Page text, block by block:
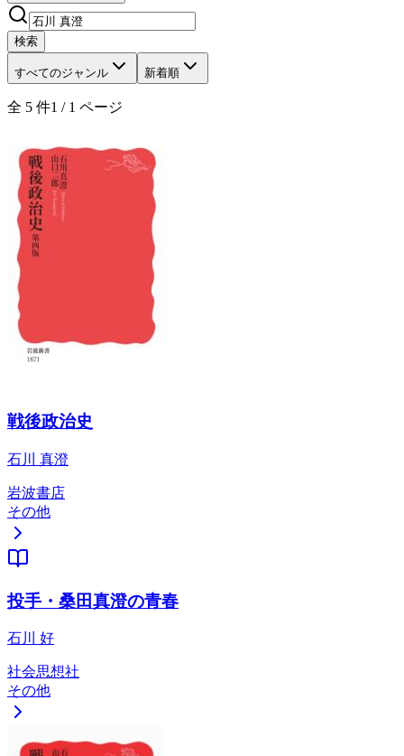
検索
すべてのジャンル 新着順
全 5 件1 / 1 ページ
戦後政治史
石川 真澄
岩波書店
その他
投手・桑田真澄の青春
石川 好
社会思想社
その他